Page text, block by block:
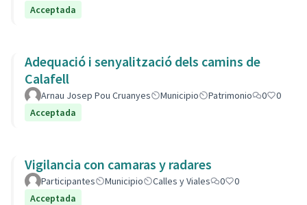
Acceptada
Adequació i senyalització dels camins de
Calafell
Arnau Josep Pou Cruanyes Municipio Patrimonio 0
0
Acceptada
Vigilancia con camaras y radares
Participantes Municipio Calles y Viales 0
0
Acceptada